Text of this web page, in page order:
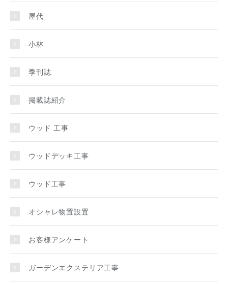
屋代
小林
季刊誌
掲載誌紹介
ウッド 工事
ウッドデッキ工事
ウッド工事
オシャレ物置設置
お客様アンケート
ガーデンエクステリア工事